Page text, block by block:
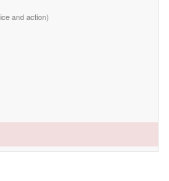
and action)